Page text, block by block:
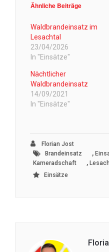
Ähnliche Beiträge
Waldbrandeinsatz im
Lesachtal
23/04/2026
In "Einsätze"
Nächtlicher
Waldbrandeinsatz
14/09/2021
In "Einsätze"
Florian Jost
Brandeinsatz
,
Kameradschaft ,
Einsätze